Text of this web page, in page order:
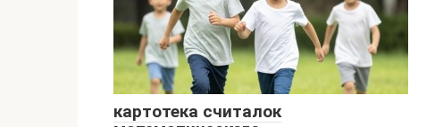
картотека считалок